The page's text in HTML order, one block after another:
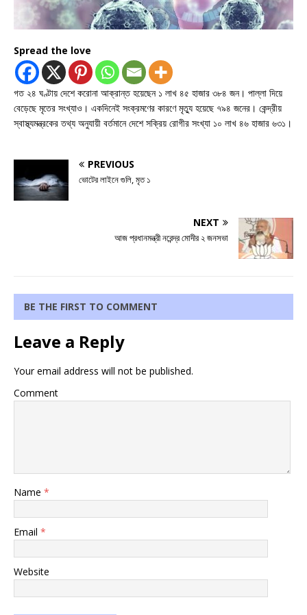
Spread the love
গত ২৪ ঘণ্টায় দেশে করোনা আক্রান্ত হয়েছেন ১ লাখ ৪৫ হাজার ৩৮৪ জন। পাল্লা দিয়ে
বেড়েছে মৃতের সংখ্যাও। একদিনেই সংক্রমণের কারণে মৃত্যু হয়েছে ৭৯৪ জনের। কেন্দ্রীয়
স্বাস্থ্যমন্ত্রকের তথ্য অনুযায়ী বর্তমানে দেশে সক্রিয় রোগীর সংখ্যা ১০ লাখ ৪৬ হাজার ৬৩১।
PREVIOUS
ভোটের লাইনে গুলি, মৃত ১
NEXT
আজ প্রধানমন্ত্রী নরেন্দ্র মোদীর ২ জনসভা
BE THE FIRST TO COMMENT
Leave a Reply
Your email address will not be published.
Comment
Name *
Email *
Website